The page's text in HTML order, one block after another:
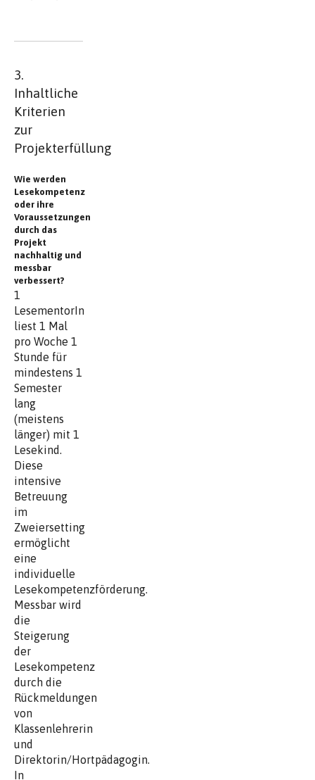
3.
Inhaltliche
Kriterien
zur
Projekterfüllung
Wie werden
Lesekompetenz
oder ihre
Voraussetzungen
durch das
Projekt
nachhaltig und
messbar
verbessert?
1
LesementorIn
liest 1 Mal
pro Woche 1
Stunde für
mindestens 1
Semester
lang
(meistens
länger) mit 1
Lesekind.
Diese
intensive
Betreuung
im
Zweiersetting
ermöglicht
eine
individuelle
Lesekompetenzförderung.
Messbar wird
die
Steigerung
der
Lesekompetenz
durch die
Rückmeldungen
von
Klassenlehrerin
und
Direktorin/Hortpädagogin.
In